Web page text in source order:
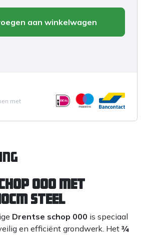
aan winkelwagen
met
000 met
steel
Drentse schop 000 is speciaal
en efficiënt grondwerk. Het ¾